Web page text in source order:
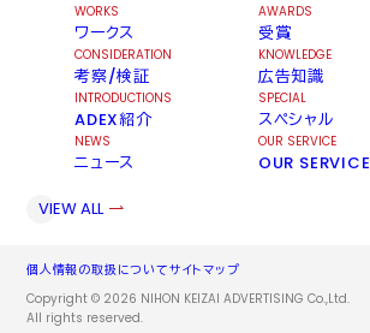
WORKS
ワークス
AWARDS
受賞
CONSIDERATION
考察/検証
KNOWLEDGE
広告知識
INTRODUCTIONS
ADEX紹介
SPECIAL
スペシャル
NEWS
ニュース
OUR SERVICE
OUR SERVICE
VIEW ALL
個人情報の取扱についてサイトマップ
Copyright © 2026 NIHON KEIZAI ADVERTISING Co.,Ltd.
All rights reserved.